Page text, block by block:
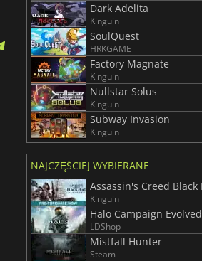
Dark Adelita
Kinguin
SoulQuest
HRKGAME
Factory Magnate
Kinguin
Nullstar Solus
Kinguin
Subway Invasion
Kinguin
NAJCZĘŚCIEJ WYBIERANE
Kinguin
Halo Campaign Evolved
LDShop
Mistfall Hunter
Steam